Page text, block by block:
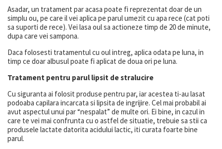
Asadar, un tratament par acasa poate fi reprezentat doar de un
simplu ou, pe care il vei aplica pe parul umezit cu apa rece (cat poti
sa suporti de rece). Vei lasa oul sa actioneze timp de 20 de minute,
dupa care vei sampona.
Daca folosesti tratamentul cu oul intreg, aplica odata pe luna, in
timp ce doar albusul poate fi aplicat de doua ori pe luna.
Tratament pentru parul lipsit de stralucire
Cu siguranta ai folosit produse pentru par, iar acestea ti-au lasat
podoaba capilara incarcata si lipsita de ingrijire. Cel mai probabil ai
avut aspectul unui par “nespalat” de multe ori. Ei bine, in cazul in
care te vei mai confrunta cu o astfel de situatie, trebuie sa stii ca
produsele lactate datorita acidului lactic, iti curata foarte bine
parul.